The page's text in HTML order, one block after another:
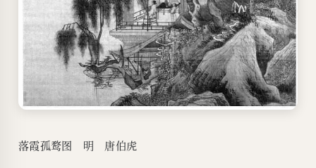
落霞孤鹜图 明 唐伯虎